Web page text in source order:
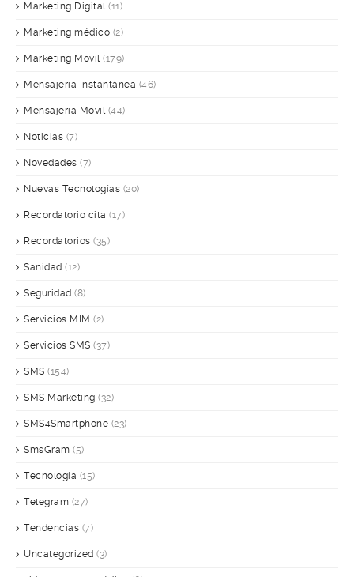
Marketing Digital(11)
Marketing médico (2)
Marketing Móvil(179)
Mensajería Instantánea (46)
Mensajería Móvil(44)
Noticias (7)
Novedades (7)
Nuevas Tecnologías (20)
Recordatorio cita (17)
Recordatorios (35)
Sanidad (12)
Seguridad (8)
Servicios MIM (2)
Servicios SMS (37)
SMS (154)
SMS Marketing (32)
SMS4Smartphone (23)
SmsGram (5)
Tecnología (15)
Telegram (27)
Tendencias (7)
Uncategorized (3)